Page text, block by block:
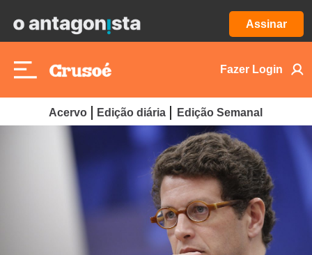
Assinar
Fazer Login
Acervo Edição diária Edição Semanal